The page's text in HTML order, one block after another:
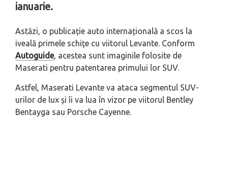
ianuarie.
Astăzi, o publicație auto internațională a scos la
iveală primele schițe cu viitorul Levante. Conform
Autoguide, acestea sunt imaginile folosite de
Maserati pentru patentarea primului lor SUV.
Astfel, Maserati Levante va ataca segmentul SUV-
urilor de lux și îi va lua în vizor pe viitorul Bentley
Bentayga sau Porsche Cayenne.